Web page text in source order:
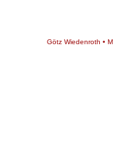
Götz Wiedenroth •